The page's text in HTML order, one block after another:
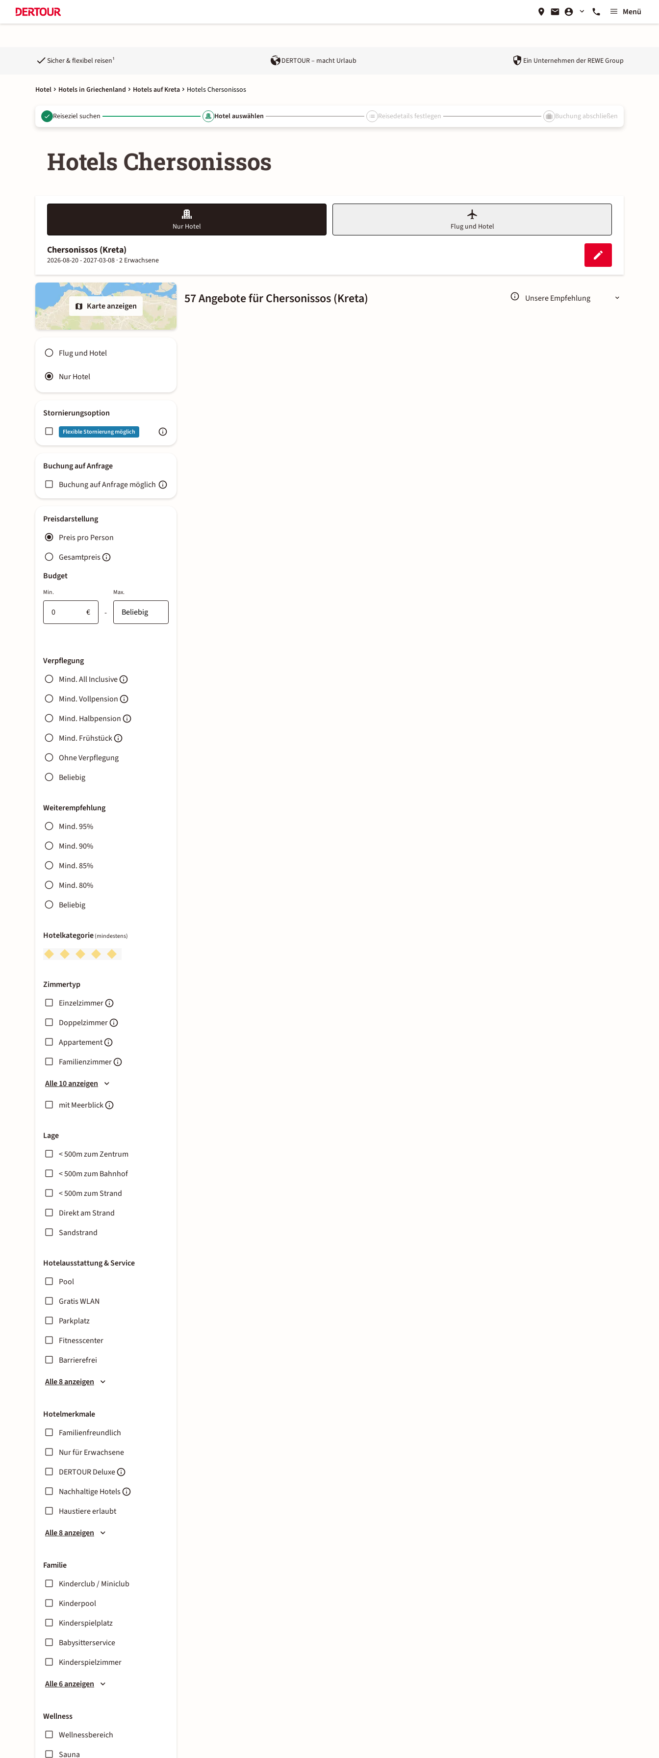
Menü
Sicher & flexibel reisen¹ DERTOUR – macht Urlaub Ein Unternehmen der REWE Group
Hotel Hotels in Griechenland Hotels auf Kreta Hotels Chersonissos
Reiseziel suchen Hotel auswählen Reisedetails festlegen Buchung abschließen
Hotels Chersonissos
Nur Hotel Flug und Hotel
Chersonissos (Kreta)
2026-08-20 - 2027-03-08 ·2 Erwachsene
Karte anzeigen
Flug und Hotel
Nur Hotel
Stornierungsoption
Flexible Stornierung möglich
Buchung auf Anfrage
Buchung auf Anfrage möglich
Preisdarstellung
Preis pro Person
Gesamtpreis
Budget
Min.
€ -
Max.
Verpflegung
Mind. All Inclusive
Mind. Vollpension
Mind. Halbpension
Mind. Frühstück
Ohne Verpflegung
Beliebig
Weiterempfehlung
Mind. 95%
Mind. 90%
Mind. 85%
Mind. 80%
Beliebig
Hotelkategorie(mindestens)
Zimmertyp
Einzelzimmer
Doppelzimmer
Appartement
Familienzimmer
Alle 10 anzeigen
mit Meerblick
Lage
< 500m zum Zentrum
< 500m zum Bahnhof
< 500m zum Strand
Direkt am Strand
Sandstrand
Hotelausstattung & Service
Pool
Gratis WLAN
Parkplatz
Fitnesscenter
Barrierefrei
Alle 8 anzeigen
Hotelmerkmale
Familienfreundlich
Nur für Erwachsene
DERTOUR Deluxe
Nachhaltige Hotels
Haustiere erlaubt
Alle 8 anzeigen
Familie
Kinderclub / Miniclub
Kinderpool
Kinderspielplatz
Babysitterservice
Kinderspielzimmer
Alle 6 anzeigen
Wellness
Wellnessbereich
Sauna
57 Angebote für Chersonissos (Kreta)